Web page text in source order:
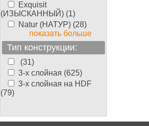
Exquisit
(ИЗЫСКАННЫЙ) (1)
Natur (НАТУР) (28)
показать больше
Тип конструкции:
(31)
3-х слойная (625)
3-х слойная на HDF
(79)